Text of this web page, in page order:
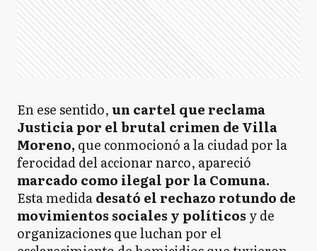
En ese sentido,un cartel que reclama
Justicia por el brutal crimen de Villa
Moreno, que conmocionó a la ciudad por la
ferocidad del accionar narco, apareció
marcado como ilegal por la Comuna.
Esta medidadesató el rechazo rotundo de
movimientos sociales y políticos y de
organizaciones que luchan por el